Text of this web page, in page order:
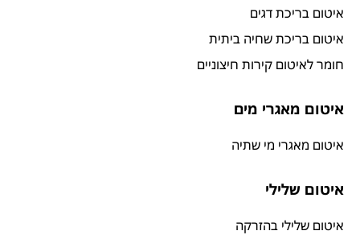
איטום בריכת דגים
איטום בריכת שחיה ביתית
חומר לאיטום קירות חיצוניים
איטום מאגרי מים
איטום מאגרי מי שתיה
איטום שלילי
איטום שלילי בהזרקה